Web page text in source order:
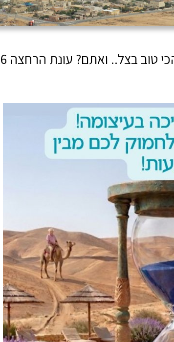
עונת הרחצה 2026 אוטוטו מתחילה!